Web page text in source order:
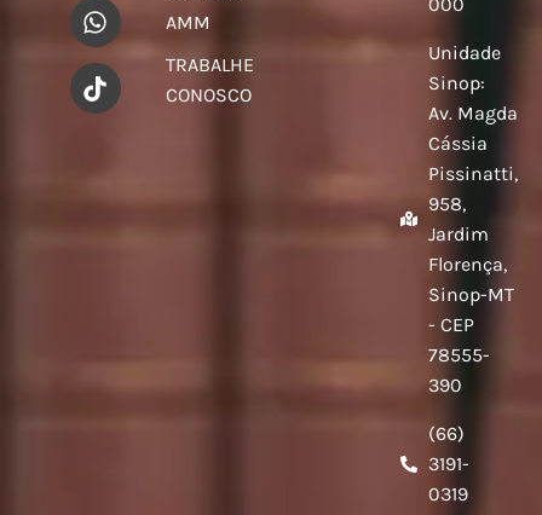
AMM
TRABALHE
CONOSCO
Unidade
Sinop:
Av. Magda
Cássia
Pissinatti,
958,
Jardim
Florença,
Sinop-MT
- CEP
78555-
390
(66)
3191-
0319